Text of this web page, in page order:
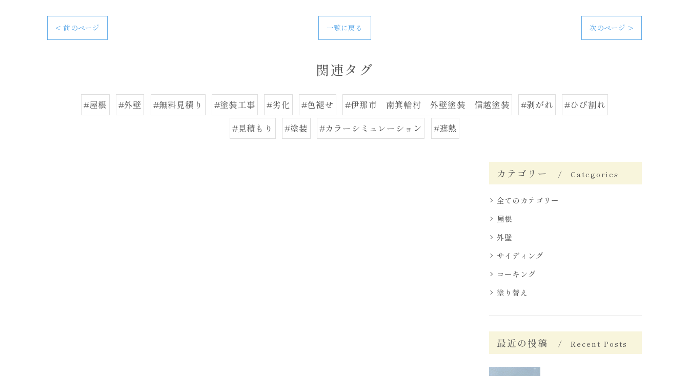
< 前のページ 一覧に戻る 次のページ >
関連タグ
#屋根 #外壁 #無料見積り #塗装工事 #劣化 #色褪せ #伊那市 南箕輪村 外壁塗装 信越塗装 #剥がれ
#ひび割れ
#見積もり
#塗装 #カラーシミュレーション #遮熱
カテゴリー Categories
全てのカテゴリー
屋根
外壁
サイディング
コーキング
塗り替え
最近の投稿 Recent Posts